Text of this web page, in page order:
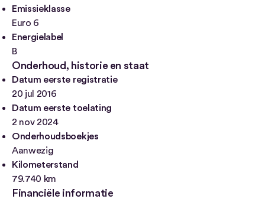
Emissieklasse
Euro 6
Energielabel
B
Onderhoud, historie en staat
Datum eerste registratie
20 jul 2016
Datum eerste toelating
2 nov 2024
Onderhoudsboekjes
Aanwezig
Kilometerstand
79.740 km
Financiële informatie